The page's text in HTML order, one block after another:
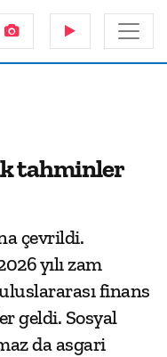
tahminler
çevrildi.
yılı zam
finans
geldi. Sosyal
da asgari